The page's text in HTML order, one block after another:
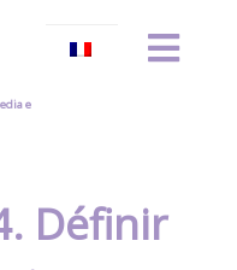
e
Définir